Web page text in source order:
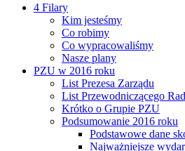
4 Filary
Kim jesteśmy
Co robimy
Co wypracowaliśmy
Nasze plany
PZU w 2016 roku
List Prezesa Zarządu
List Przewodniczącego
Krótko o Grupie PZU
Podsumowanie 2016 roku
Podstawowe dane
Najważniejsze